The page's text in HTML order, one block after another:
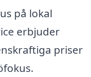
på lokal
erbjuder
priser